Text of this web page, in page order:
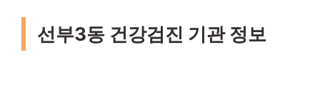
선부3동 건강검진 기관 정보